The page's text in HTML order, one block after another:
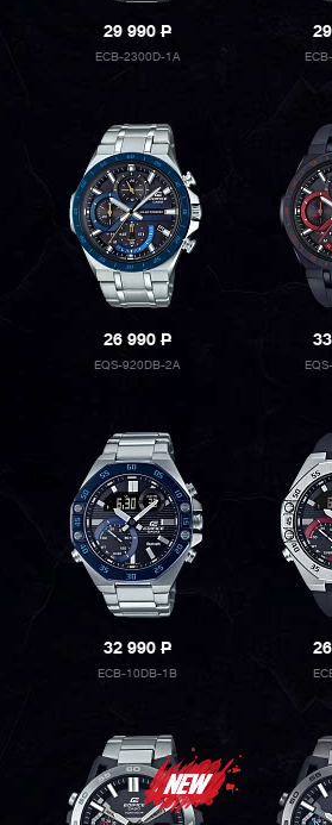
29 990P
ECB-2300D-1A
26 990P
EQS-920DB-2A
32 990P
ECB-10DB-1B